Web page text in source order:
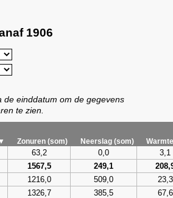
1906
de einddatum om de gegevens
te zien.
Zonuren (som) Neerslag (som)
63,2 0,0 3,1
1567,5 249,1
1216,0 509,0 23,3
1326,7 385,5 67,6